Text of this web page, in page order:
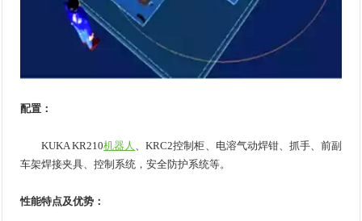
配置：
KUKA KR210机器人
、KRC2控制柜、电溶气动焊钳、抓手、前副
车架焊接夹具、控制系统，安全防护系统等。
性能特点及优势：